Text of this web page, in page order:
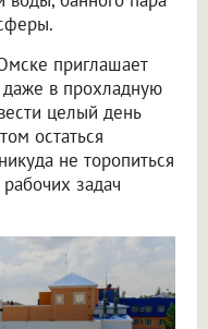
приглашает
даже в прохладную
целый день
остаться
не торопиться
задач